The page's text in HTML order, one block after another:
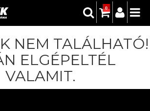
0
NEM TALÁLHATÓ!
ELGÉPELTÉL
VALAMIT.